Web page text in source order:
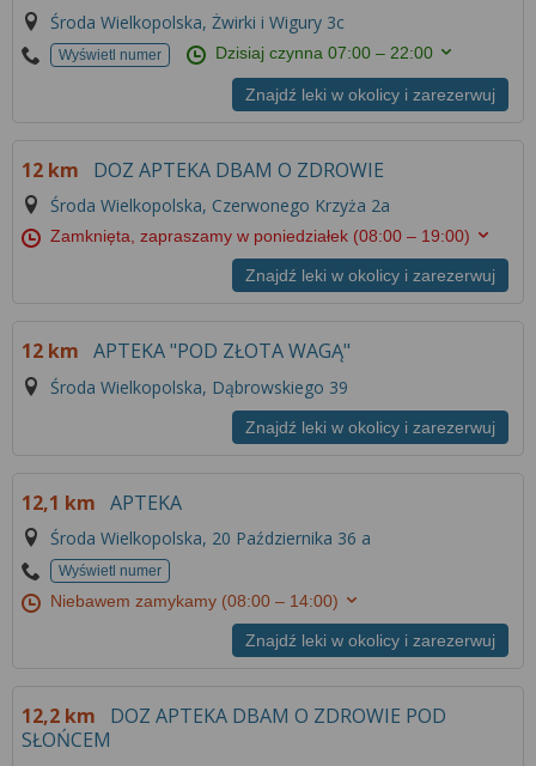
Środa Wielkopolska, Żwirki i Wigury 3c
Wyświetl numer Dzisiaj czynna07:00 – 22:00
Znajdź leki w okolicy i zarezerwuj
12 km DOZ APTEKA DBAM O ZDROWIE
Środa Wielkopolska, Czerwonego Krzyża 2a
Zamknięta, zapraszamy w poniedziałek (08:00 – 19:00)
Znajdź leki w okolicy i zarezerwuj
12 km APTEKA "POD ZŁOTA WAGĄ"
Środa Wielkopolska, Dąbrowskiego 39
Znajdź leki w okolicy i zarezerwuj
12,1 km APTEKA
Środa Wielkopolska, 20 Października 36 a
Wyświetl numer
Niebawem zamykamy (08:00 – 14:00)
Znajdź leki w okolicy i zarezerwuj
12,2 km
DOZ APTEKA DBAM O ZDROWIE POD
SŁOŃCEM